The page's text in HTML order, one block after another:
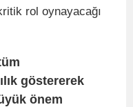
rol oynayacağı
göstererek
önem